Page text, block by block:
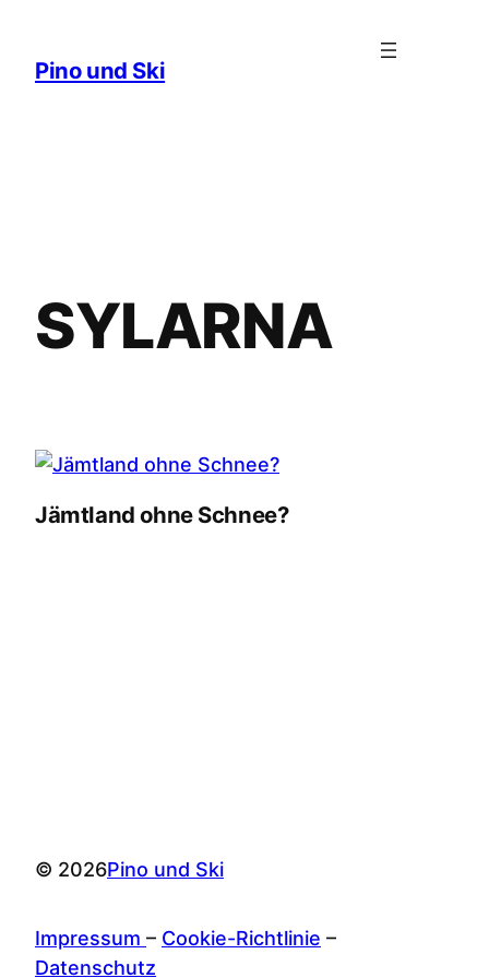
springen
Pino und Ski
SYLARNA
Jämtland ohne Schnee?
© 2026Pino und Ski
Impressum – Cookie-Richtlinie –
Datenschutz